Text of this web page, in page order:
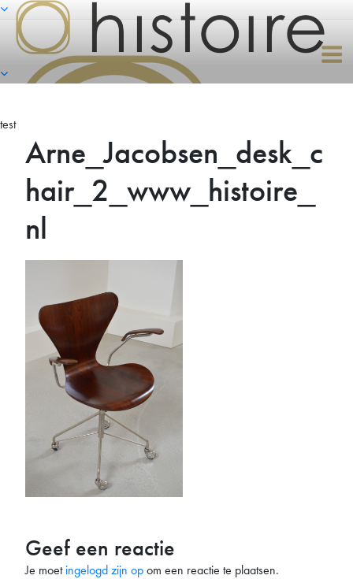
Naar
inhoud
springen
test
Arne_Jacobsen_desk_c
hair_2_www_histoire_
nl
Geef een reactie
Je moetingelogd zijn opom een reactie te plaatsen.